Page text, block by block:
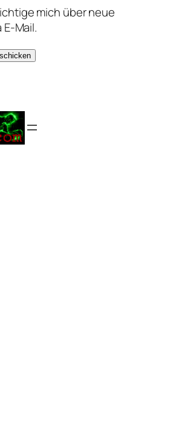
mich über neue
Mail.